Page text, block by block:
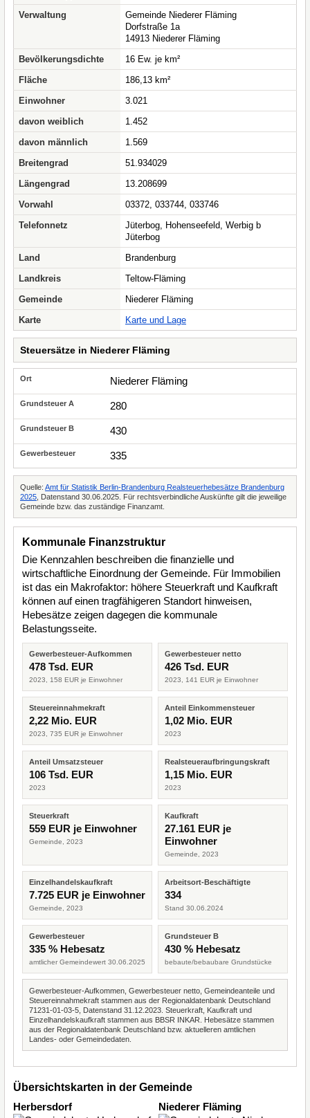
Verwaltung
Gemeinde Niederer Fläming
Dorfstraße 1a
14913 Niederer Fläming
Bevölkerungsdichte
16 Ew. je km²
Fläche
186,13 km²
Einwohner
3.021
davon weiblich
1.452
davon männlich
1.569
Breitengrad
51.934029
Längengrad
13.208699
Vorwahl
03372, 033744, 033746
Telefonnetz
Jüterbog, Hohenseefeld, Werbig b
Jüterbog
Land
Brandenburg
Landkreis
Teltow-Fläming
Gemeinde
Niederer Fläming
Karte
Karte und Lage
Steuersätze in Niederer Fläming
Niederer Fläming
280
430
335
Quelle: Amt für Statistik Berlin-Brandenburg Realsteuerhebesätze Brandenburg
2025 , Datenstand 30.06.2025. Für rechtsverbindliche Auskünfte gilt die jeweilige
Gemeinde bzw. das zuständige Finanzamt.
Kommunale Finanzstruktur
Die Kennzahlen beschreiben die finanzielle und
wirtschaftliche Einordnung der Gemeinde. Für Immobilien
ist das ein Makrofaktor: höhere Steuerkraft und Kaufkraft
können auf einen tragfähigeren Standort hinweisen,
Hebesätze zeigen dagegen die kommunale
Belastungsseite.
Gewerbesteuer-Aufkommen
478 Tsd. EUR
2023, 158 EUR je Einwohner
Gewerbesteuer netto
426 Tsd. EUR
2023, 141 EUR je Einwohner
Steuereinnahmekraft
2,22 Mio. EUR
2023, 735 EUR je Einwohner
Anteil Einkommensteuer
1,02 Mio. EUR
2023
Anteil Umsatzsteuer
106 Tsd. EUR
2023
Realsteueraufbringungskraft
1,15 Mio. EUR
2023
Steuerkraft
559 EUR je Einwohner
Gemeinde, 2023
Kaufkraft
27.161 EUR je
Einwohner
Gemeinde, 2023
Einzelhandelskaufkraft
7.725 EUR je Einwohner
Gemeinde, 2023
Arbeitsort-Beschäftigte
334
Stand 30.06.2024
Gewerbesteuer
335 % Hebesatz
amtlicher Gemeindewert 30.06.2025
Grundsteuer B
430 % Hebesatz
bebaute/bebaubare Grundstücke
Gewerbesteuer-Aufkommen, Gewerbesteuer netto, Gemeindeanteile und
Steuereinnahmekraft stammen aus der Regionaldatenbank Deutschland
71231-01-03-5, Datenstand 31.12.2023. Steuerkraft, Kaufkraft und
Einzelhandelskaufkraft stammen aus BBSR INKAR. Hebesätze stammen
aus der Regionaldatenbank Deutschland bzw. aktuelleren amtlichen
Landes- oder Gemeindedaten.
Übersichtskarten in der Gemeinde
Herbersdorf
Niederer Fläming